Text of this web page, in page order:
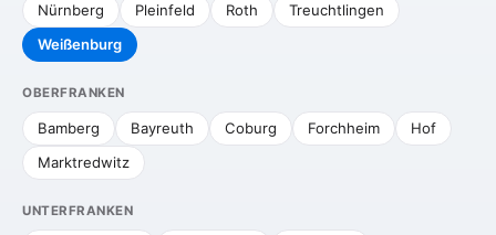
Nürnberg
Pleinfeld Roth
Treuchtlingen
Weißenburg
OBERFRANKEN
Bamberg Bayreuth Coburg Forchheim
Hof
Marktredwitz
UNTERFRANKEN